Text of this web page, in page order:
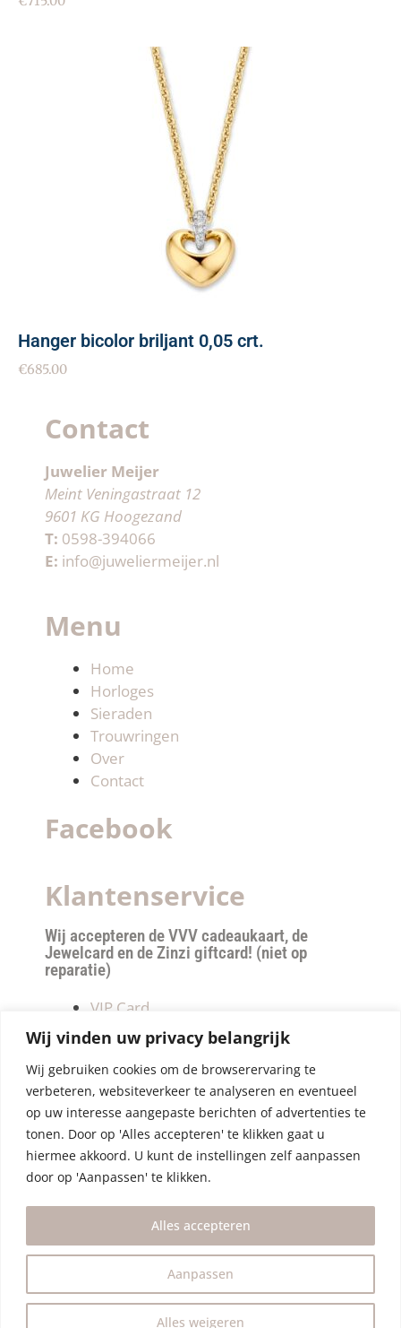
Wij vinden uw privacy belangrijk
Wij gebruiken cookies om de browserervaring te
verbeteren, websiteverkeer te analyseren en eventueel
op uw interesse aangepaste berichten of advertenties te
tonen. Door op 'Alles accepteren' te klikken gaat u
hiermee akkoord. U kunt de instellingen zelf aanpassen
door op 'Aanpassen' te klikken.
Aanpassen
Alles weigeren
Alles accepteren
Hanger bicolor briljant 0,05 crt.
€685.00
Contact
Juwelier Meijer
Meint Veningastraat 12
9601 KG Hoogezand
T: 0598-394066
E: info@juweliermeijer.nl
Menu
Home
Horloges
Sieraden
Trouwringen
Over
Contact
Facebook
Klantenservice
Wij accepteren de VVV cadeaukaart, de
Jewelcard en de Zinzi giftcard! (niet op
reparatie)
VIP Card
Retourneren
Betalen & verzendkosten
Privacy Policy
Algemene Voorwaarden